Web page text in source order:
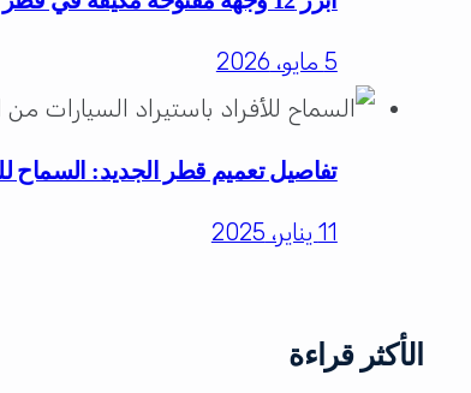
5 مايو، 2026
تفاصيل تعميم قطر الجديد: السماح
11 يناير، 2025
الأكثر قراءة